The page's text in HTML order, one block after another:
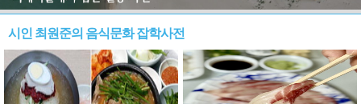
시인 최원준의 음식문화 잡학사전